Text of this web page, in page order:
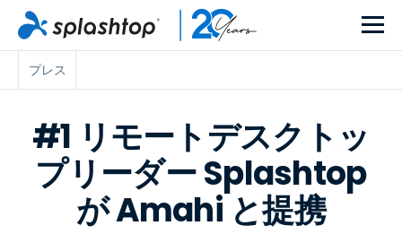
プレス
#1 リモートデスクトッ
プリーダー Splashtop
が Amahi と提携